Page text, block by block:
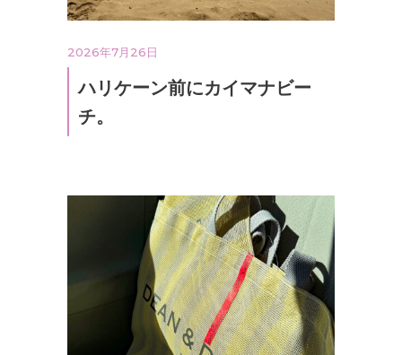
2026年7月26日
ハリケーン前にカイマナビー
チ。